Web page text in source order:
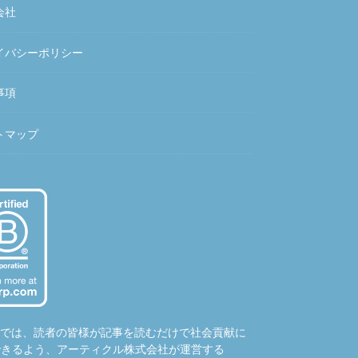
社
バシーポリシー
項
マップ
は、読者の皆様が記事を読むだけで社会貢献に
るよう、アーティクル株式会社が運営する